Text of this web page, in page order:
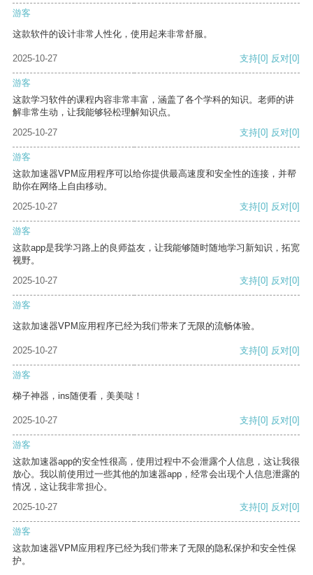
游客
这款软件的设计非常人性化，使用起来非常舒服。
2025-10-27 支持[0] 反对[0]
游客
这款学习软件的课程内容非常丰富，涵盖了各个学科的知识。老师的讲
解非常生动，让我能够轻松理解知识点。
2025-10-27
支持[0] 反对[0]
游客
这款加速器VPM应用程序可以给你提供最高速度和安全性的连接，并帮
助你在网络上自由移动。
2025-10-27
支持[0] 反对[0]
游客
这款app是我学习路上的良师益友，让我能够随时随地学习新知识，拓宽
视野。
2025-10-27
支持[0] 反对[0]
游客
这款加速器VPM应用程序已经为我们带来了无限的流畅体验。
2025-10-27 支持[0] 反对[0]
游客
梯子神器，ins随便看，美美哒！
2025-10-27 支持[0] 反对[0]
游客
这款加速器app的安全性很高，使用过程中不会泄露个人信息，这让我很
放心。我以前使用过一些其他的加速器app，经常会出现个人信息泄露的
情况，这让我非常担心。
2025-10-27
支持[0] 反对[0]
游客
这款加速器VPM应用程序已经为我们带来了无限的隐私保护和安全性保
护。